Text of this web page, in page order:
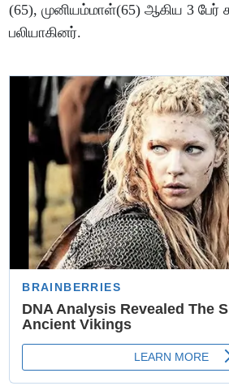
(65), முனியம்மாள்(65) ஆகிய 3
பலியாகினர்.